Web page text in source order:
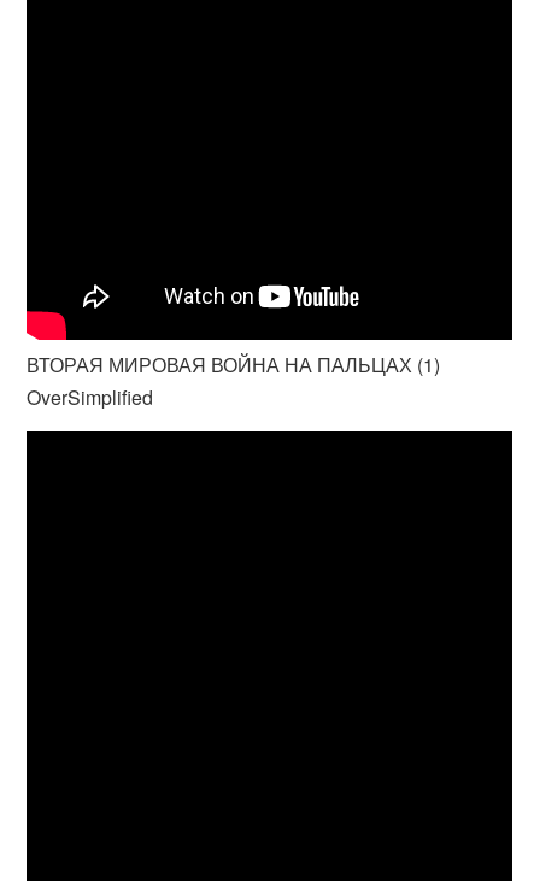
ВТОРАЯ МИРОВАЯ ВОЙНА НА ПАЛЬЦАХ (1)
OverSimplified